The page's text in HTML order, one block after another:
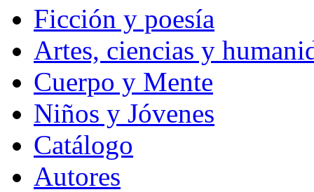
Ficción y poesía
Artes, ciencias y
Cuerpo y Mente
Niños y Jóvenes
Catálogo
Autores